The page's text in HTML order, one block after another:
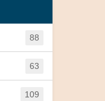
88
63
109